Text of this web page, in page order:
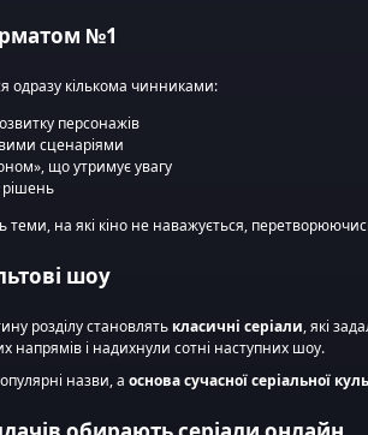
№1
одразу кількома чинниками:
персонажів
сценаріями
що утримує увагу
рішень
теми, на які кіно не наважується,
шоу
розділу становлять класичні серіали, які
напрямів і надихнули сотні наступних шоу.
назви, а основа сучасної серіальної